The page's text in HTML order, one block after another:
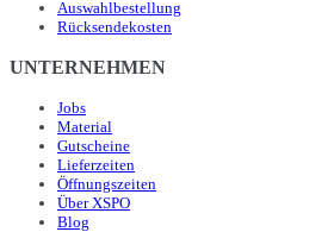
Auswahlbestellung
Rücksendekosten
UNTERNEHMEN
Jobs
Material
Gutscheine
Lieferzeiten
Öffnungszeiten
Über XSPO
Blog